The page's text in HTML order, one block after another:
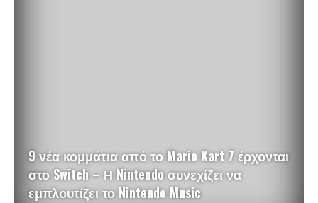
9 νέα κομμάτια από το Mario Kart 7 έρχονται
στο Switch – Η Nintendo συνεχίζει να
εμπλουτίζει το Nintendo Music